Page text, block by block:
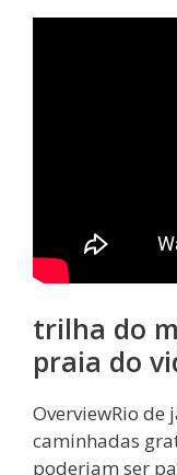
trilha do
praia do
OverviewRio de
caminhadas
poderiam ser